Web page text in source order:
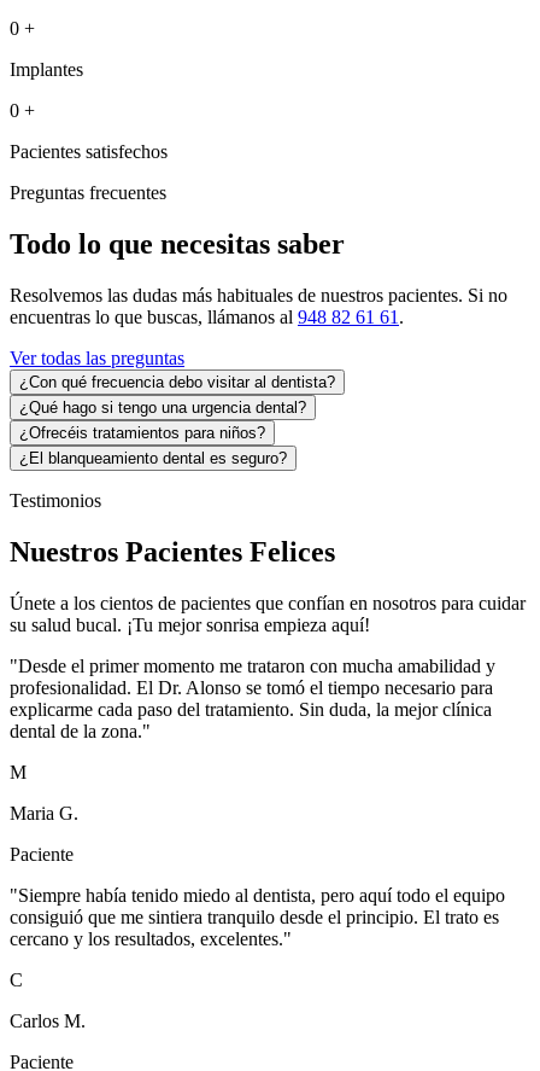
0 +
Implantes
0 +
Pacientes satisfechos
Preguntas frecuentes
Todo lo que necesitas saber
Resolvemos las dudas más habituales de nuestros pacientes. Si no
encuentras lo que buscas, llámanos al 948 82 61 61 .
Ver todas las preguntas
¿Con qué frecuencia debo visitar al dentista?
¿Qué hago si tengo una urgencia dental?
¿Ofrecéis tratamientos para niños?
¿El blanqueamiento dental es seguro?
Testimonios
Nuestros Pacientes Felices
Únete a los cientos de pacientes que confían en nosotros para cuidar
su salud bucal. ¡Tu mejor sonrisa empieza aquí!
"Desde el primer momento me trataron con mucha amabilidad y
profesionalidad. El Dr. Alonso se tomó el tiempo necesario para
explicarme cada paso del tratamiento. Sin duda, la mejor clínica
dental de la zona."
M
Maria G.
Paciente
"Siempre había tenido miedo al dentista, pero aquí todo el equipo
consiguió que me sintiera tranquilo desde el principio. El trato es
cercano y los resultados, excelentes."
C
Carlos M.
Paciente